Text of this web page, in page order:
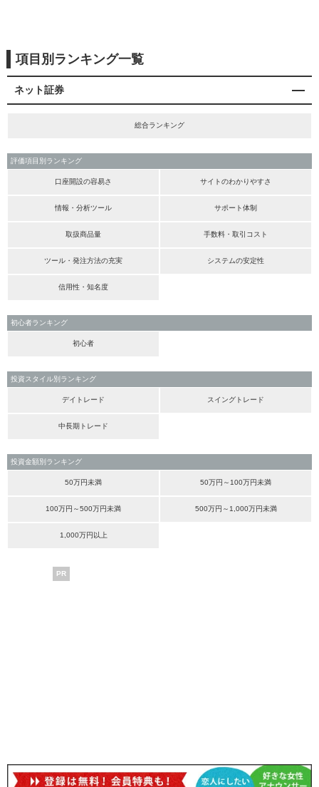
項目別ランキング一覧
ネット証券
総合ランキング
評価項目別ランキング
口座開設の容易さ サイトのわかりやすさ
情報・分析ツール サポート体制
取扱商品量 手数料・取引コスト
ツール・発注方法の充実 システムの安定性
信用性・知名度
初心者ランキング
初心者
投資スタイル別ランキング
デイトレード スイングトレード
中長期トレード
投資金額別ランキング
50万円未満 50万円～100万円未満
100万円～500万円未満 500万円～1,000万円未満
1,000万円以上
PR